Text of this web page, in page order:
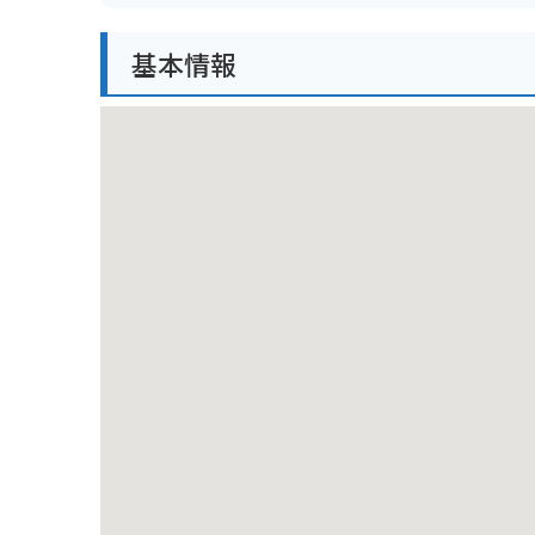
落ち着いた雰囲気の中で、歴史を感じることができま
基本情報